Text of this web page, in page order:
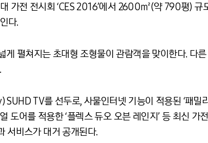
가전 전시회 ‘CES 2016’에서 2600㎡(약 790평) 규
다.
펼쳐지는 초대형 조형물이 관람객을 맞이한다. 다
TV를 선두로, 사물인터넷 기능이 적용된 ‘패밀
도어를 적용한 ‘플렉스 듀오 오븐 레인지’ 등 최신 가
서비스가 대거 공개된다.